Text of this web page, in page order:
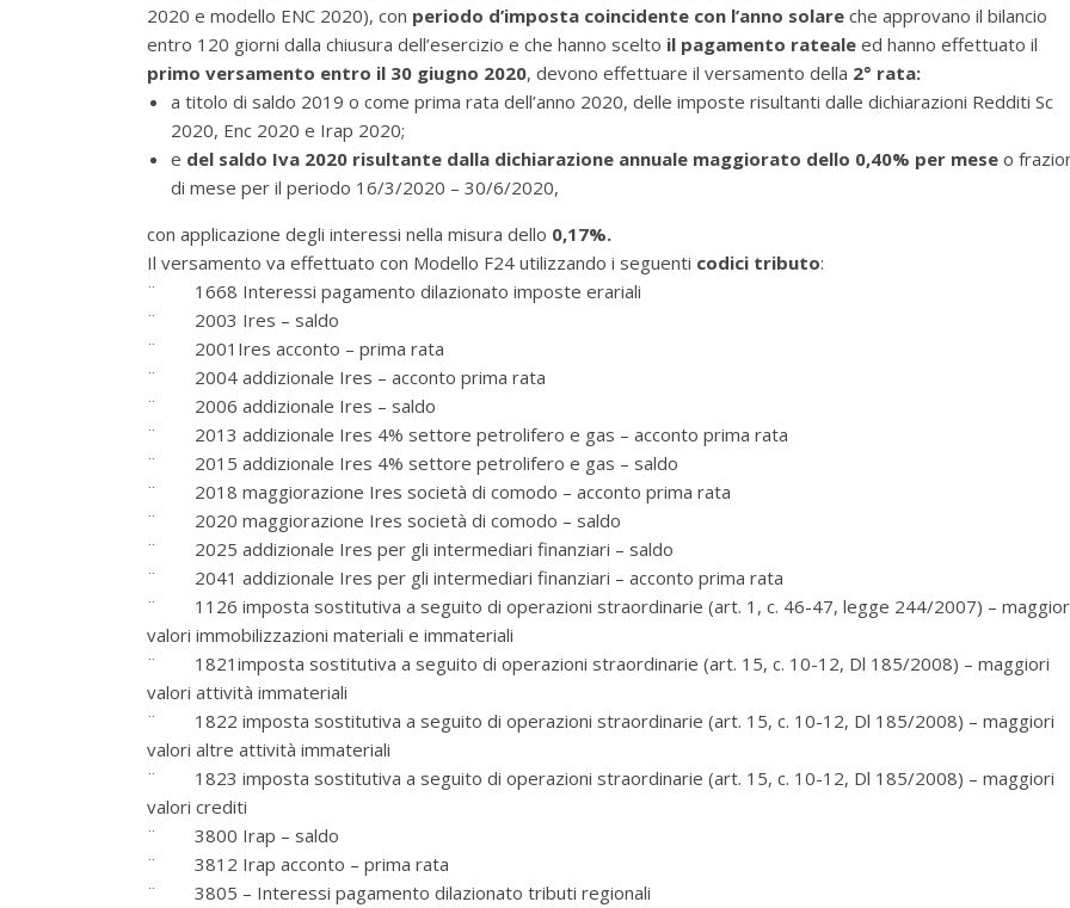
2020 e modello ENC 2020), con periodo d’imposta coincidente con l’anno solare che approvano il bilancio
entro 120 giorni dalla chiusura dell’esercizio e che hanno scelto il pagamento rateale ed hanno effettuato il
primo versamento entro il 30 giugno 2020, devono effettuare il versamento della 2° rata:
a titolo di saldo 2019 o come prima rata dell’anno 2020, delle imposte risultanti dalle dichiarazioni Redditi Sc
2020, Enc 2020 e Irap 2020;
e del saldo Iva 2020 risultante dalla dichiarazione annuale maggiorato dello 0,40% per mese o
di mese per il periodo 16/3/2020 – 30/6/2020,
con applicazione degli interessi nella misura dello 0,17%.
Il versamento va effettuato con Modello F24 utilizzando i seguenti codici tributo:
¨ 1668 Interessi pagamento dilazionato imposte erariali
¨ 2003 Ires – saldo
¨ 2001Ires acconto – prima rata
¨ 2004 addizionale Ires – acconto prima rata
¨ 2006 addizionale Ires – saldo
¨ 2013 addizionale Ires 4% settore petrolifero e gas – acconto prima rata
¨ 2015 addizionale Ires 4% settore petrolifero e gas – saldo
¨ 2018 maggiorazione Ires società di comodo – acconto prima rata
¨ 2020 maggiorazione Ires società di comodo – saldo
¨ 2025 addizionale Ires per gli intermediari finanziari – saldo
¨ 2041 addizionale Ires per gli intermediari finanziari – acconto prima rata
¨ 1126 imposta sostitutiva a seguito di operazioni straordinarie (art. 1, c. 46-47, legge 244/2007) –
valori immobilizzazioni materiali e immateriali
¨ 1821imposta sostitutiva a seguito di operazioni straordinarie (art. 15, c. 10-12, Dl 185/2008) – maggiori
valori attività immateriali
¨ 1822 imposta sostitutiva a seguito di operazioni straordinarie (art. 15, c. 10-12, Dl 185/2008) – maggiori
valori altre attività immateriali
¨ 1823 imposta sostitutiva a seguito di operazioni straordinarie (art. 15, c. 10-12, Dl 185/2008) – maggiori
valori crediti
¨ 3800 Irap – saldo
¨ 3812 Irap acconto – prima rata
¨ 3805 – Interessi pagamento dilazionato tributi regionali